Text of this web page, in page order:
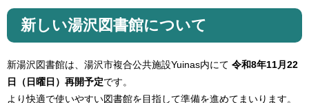
新しい湯沢図書館について
新湯沢図書館は、湯沢市複合公共施設Yuinas内にて 令和8年11月22
日（日曜日）再開予定です。
より快適で使いやすい図書館を目指して準備を進めてまいります。